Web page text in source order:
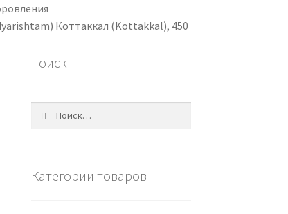
Коттаккал (Kottakkal), 450
поиск
Категории товаров